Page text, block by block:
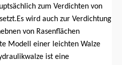
zum Verdichten von
wird auch zur Verdichtung
von Rasenflächen
Modell einer leichten Walze
ist eine